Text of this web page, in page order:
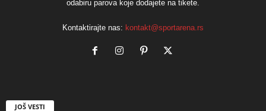
odabiru parova koje dodajete na tikete.
Kontaktirajte nas: kontakt@sportarena.rs
JOŠ VESTI